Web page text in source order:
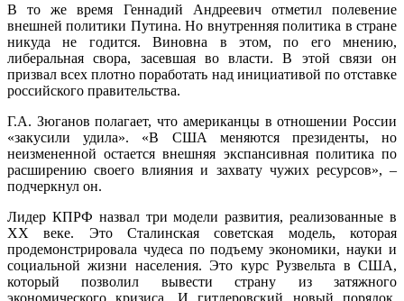
В то же время Геннадий Андреевич отметил полевение
внешней политики Путина. Но внутренняя политика в стране
никуда не годится. Виновна в этом, по его мнению,
либеральная свора, засевшая во власти. В этой связи он
призвал всех плотно поработать над инициативой по отставке
российского правительства.
Г.А. Зюганов полагает, что американцы в отношении России
«закусили удила». «В США меняются президенты, но
неизмененной остается внешняя экспансивная политика по
расширению своего влияния и захвату чужих ресурсов», –
подчеркнул он.
Лидер КПРФ назвал три модели развития, реализованные в
XX веке. Это Сталинская советская модель, которая
продемонстрировала чудеса по подъему экономики, науки и
социальной жизни населения. Это курс Рузвельта в США,
который позволил вывести страну из затяжного
экономического кризиса. И гитлеровский новый порядок,